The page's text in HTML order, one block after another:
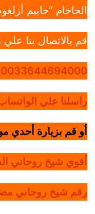
الحاخام “حاييم
قم بالاتصال بنا علي
0033644694000
راسلنا علي
أو قم بزيارة أحدي
أقوي شيخ روحاني
رقم شيخ روحاني